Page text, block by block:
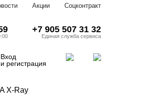
Акции Соцконтракт
+7 905 507 31 32
Единая служба сервиса
Вход
и регистрация
X-Ray